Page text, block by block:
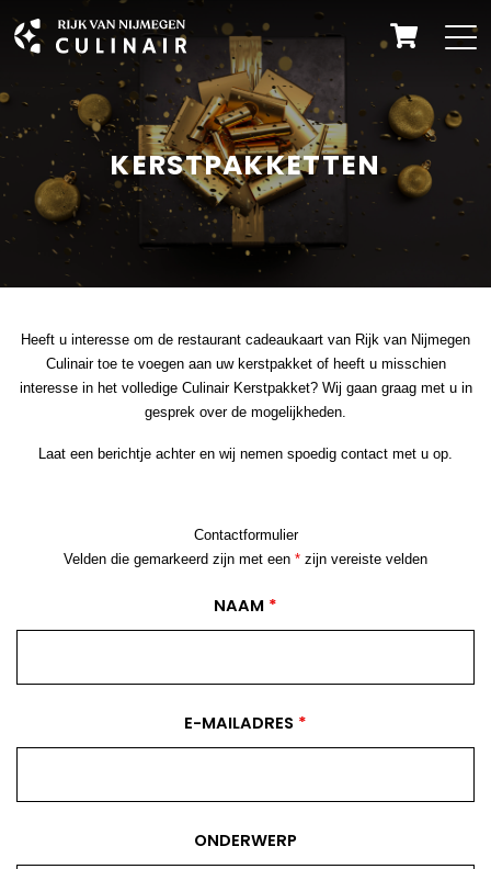
KERSTPAKKETTEN
Heeft u interesse om de restaurant cadeaukaart van Rijk van Nijmegen
Culinair toe te voegen aan uw kerstpakket of heeft u misschien
interesse in het volledige Culinair Kerstpakket? Wij gaan graag met u in
gesprek over de mogelijkheden.
Laat een berichtje achter en wij nemen spoedig contact met u op.
Contactformulier
Velden die gemarkeerd zijn met een * zijn vereiste velden
NAAM *
E-MAILADRES *
ONDERWERP